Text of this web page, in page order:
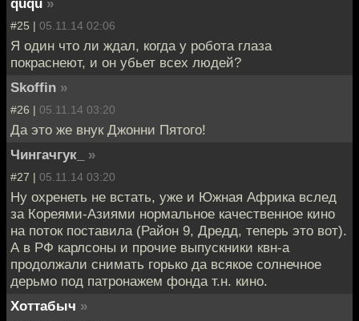
#25 | 05.11.14 02:06
Я один что ли ждал, когда у робота глаза
покраснеют, и он убьет всех людей?
Skoffin »
#26 | 05.11.14 03:20
Да это же внук Джонни Пятого!
Чингачгук_
»
#27 | 05.11.14 03:20
Ну охренеть не встать, уже и Южная Африка вслед
за Кореями-Азиями нормальное качественное кино
на поток поставила (Район 9, Дредд, теперь это вот).
А в РФ карлсоны и прочие выпускники квн-а
продолжали снимать горько да всякое солнечное
дерьмо под патронажем фонда т.н. кино.
Хоттабыч »